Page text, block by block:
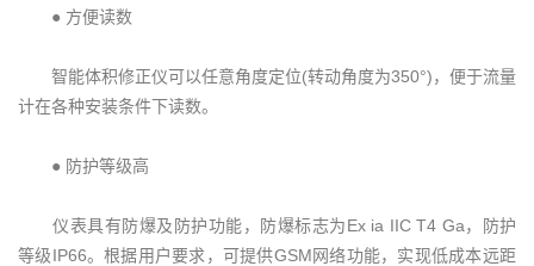
● 方便读数
智能体积修正仪可以任意角度定位(转动角度为350°)，便于流量
计在各种安装条件下读数。
● 防护等级高
仪表具有防爆及防护功能，防爆标志为Ex ia IIC T4 Ga，防护
等级IP66。根据用户要求，可提供GSM网络功能，实现低成本远距